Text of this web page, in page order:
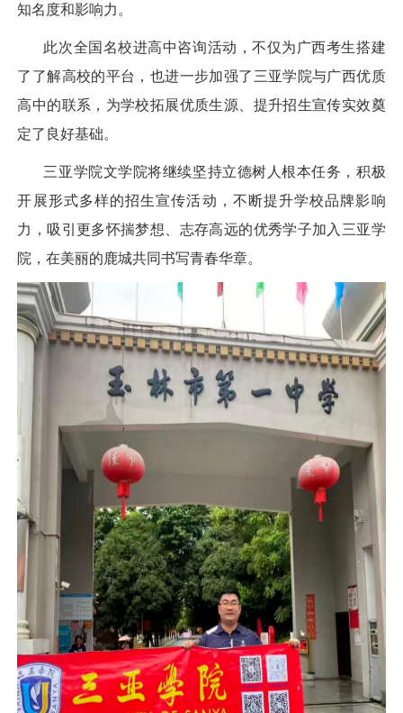
知名度和影响力。
此次全国名校进高中咨询活动，不仅为广西考生搭建
了了解高校的平台，也进一步加强了三亚学院与广西优质
高中的联系，为学校拓展优质生源、提升招生宣传实效奠
定了良好基础。
三亚学院文学院将继续坚持立德树人根本任务，积极
开展形式多样的招生宣传活动，不断提升学校品牌影响
力，吸引更多怀揣梦想、志存高远的优秀学子加入三亚学
院，在美丽的鹿城共同书写青春华章。